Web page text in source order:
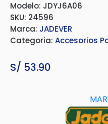
Modelo: JDYJ6A06
SKU: 24596
Marca: JADEVER
Categoria: Accesorios
S/ 53.90